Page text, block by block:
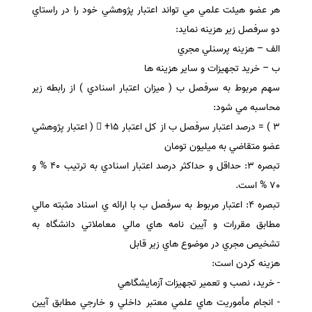
هر عضو هيئت علمي مي تواند اعتبار پژوهشي خود را در راستاي
دو سرفصل زير هزينه نمايد:
الف – هزينه پرسنلي مجري
ب – خريد تجهيزات و ساير هزينه ها
سهم مربوط به سرفصل ب ( ميزان اعتبار اسنادي ) از رابطه زير
محاسبه مي شود:
3 ) = درصد اعتبار سرفصل ب از كل اعتبار  +15 ( اعتبار پژوهشي
عضو متقاضي به ميليون تومان
تبصره 3: حداقل و حداكثر درصد اعتبار اسنادي به ترتيب 40 % و
70 % است.
تبصره 4: اعتبار مربوط به سرفصل ب با ارائه ي اسناد مثبته مالي
مطابق مقررات و آيين نامه هاي مالي معاملاتي دانشگاه به
تشخيص مجري در موضوع هاي زير قابل
هزينه كردن است:
- خريد، نصب و تعمير تجهيزات آزمايشگاهي
- انجام مأموريت هاي علمي معتبر داخلي و خارجي مطابق آيين